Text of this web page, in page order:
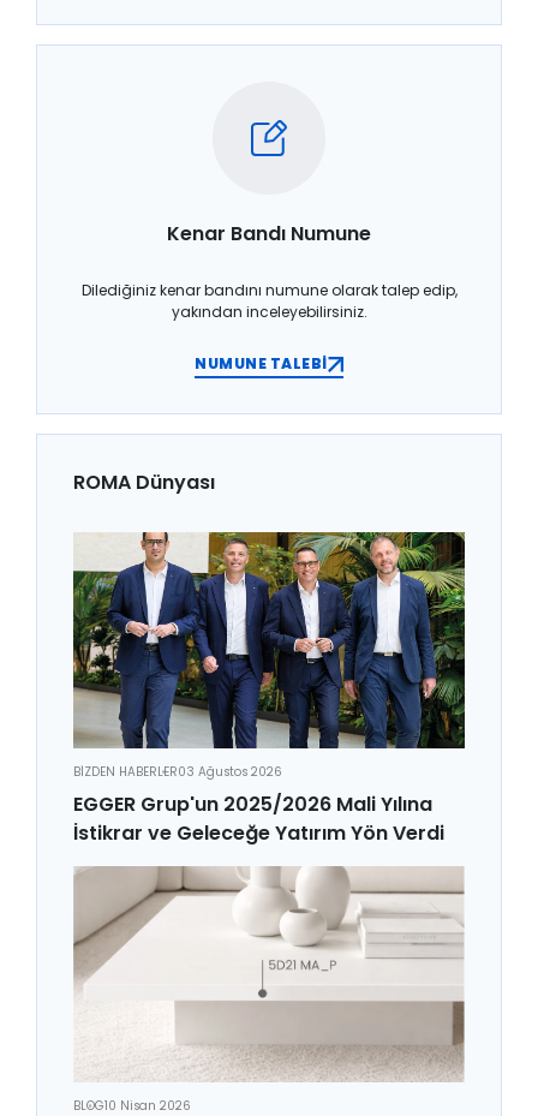
Kenar Bandı Numune
Dilediğiniz kenar bandını numune olarak talep edip,
yakından inceleyebilirsiniz.
NUMUNE TALEBİ
ROMA Dünyası
BİZDEN HABERLER03 Ağustos 2026
EGGER Grup'un 2025/2026 Mali Yılına
İstikrar ve Geleceğe Yatırım Yön Verdi
BLOG10 Nisan 2026